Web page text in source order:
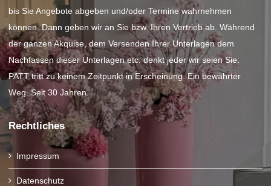
bis Sie Angebote abgeben und/oder Termine wahrnehmen
können. Dann geben wir an Sie bzw. Ihren Vertrieb ab. Während
der ganzen Akquise, dem Versenden Ihrer Unterlagen dem
Nachfassen dieser Unterlagen etc. denkt jeder wir seien Sie.
PATT tritt zu keinem Zeitpunkt in Erscheinung. Ein bewährter
Weg. Seit 30 Jahren.
Rechtliches
Impressum
Datenschutz